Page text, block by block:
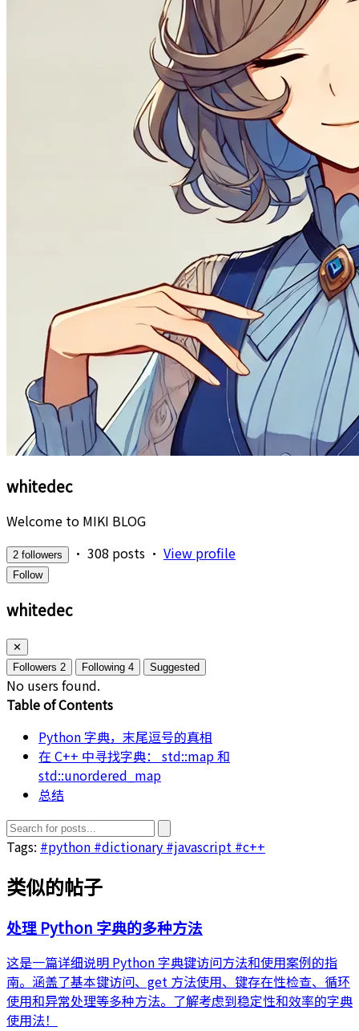
whitedec
Welcome to MIKI BLOG
2 followers • 308 posts • View profile
Follow
whitedec
✕
Followers 2 Following 4 Suggested
No users found.
Table of Contents
Python 字典，末尾逗号的真相
在 C++ 中寻找字典： std::map 和
std::unordered_map
总结
Tags: #python #dictionary #javascript #c++
类似的帖子
处理 Python 字典的多种方法
这是一篇详细说明 Python 字典键访问方法和使用案例的指
南。涵盖了基本键访问、get 方法使用、键存在性检查、循环
使用和异常处理等多种方法。了解考虑到稳定性和效率的字典
使用法！